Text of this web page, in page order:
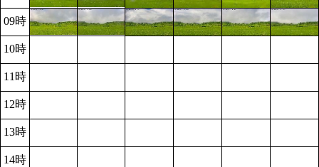
09時
10時
11時
12時
13時
14時